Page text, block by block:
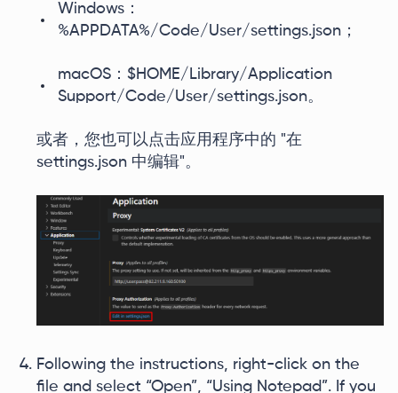
Windows：
%APPDATA%/Code/User/settings.json；
macOS：$HOME/Library/Application
Support/Code/User/settings.json。
或者，您也可以点击应用程序中的 "在
settings.json 中编辑"。
Following the instructions, right-click on the
file and select “Open”, “Using Notepad”. If you